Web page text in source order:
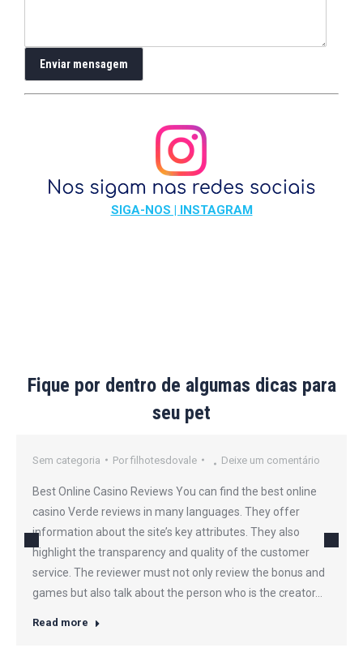
SIGA-NOS | INSTAGRAM
Fique por dentro de algumas dicas para
seu pet
Sem categoria Por filhotesdovale Deixe um comentário
Best Online Casino Reviews You can find the best online
casino Verde reviews in many languages. They offer
information about the site’s key attributes. They also
highlight the transparency and quality of the customer
service. The reviewer must not only review the bonus and
games but also talk about the person who is the creator…
Read more